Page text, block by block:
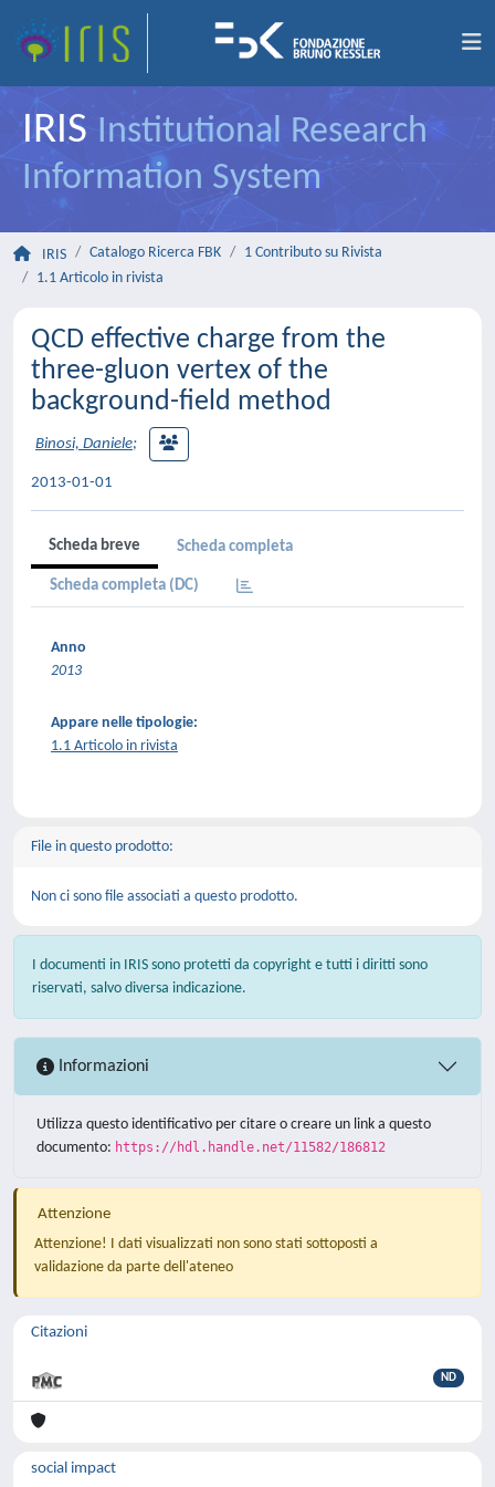
IRIS Institutional Research
Information System
IRIS Catalogo Ricerca FBK
1 Contributo su Rivista
1.1 Articolo in rivista
QCD effective charge from the
three-gluon vertex of the
background-field method
Binosi, Daniele;
2013-01-01
Scheda breve Scheda completa
Scheda completa (DC)
Anno
2013
Appare nelle tipologie:
1.1 Articolo in rivista
File in questo prodotto:
Non ci sono file associati a questo prodotto.
I documenti in IRIS sono protetti da copyright e tutti i diritti sono
riservati, salvo diversa indicazione.
Informazioni
Utilizza questo identificativo per citare o creare un link a questo
documento: https://hdl.handle.net/11582/186812
Attenzione
Attenzione! I dati visualizzati non sono stati sottoposti a
validazione da parte dell'ateneo
Citazioni
ND
social impact